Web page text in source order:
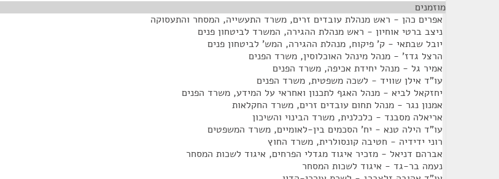
מוזמנים
אפרים כהן - ראש מנהלת עובדים זרים, משרד התעשייה, המסחר והתעסוקה
ניצב ברטי אוחיון - ראש מנהלת ההגירה, המשרד לביטחון פנים
יובל שבתאי - ק' פיקוח, מנהלת ההגירה, המש' לביטחון פנים
הרצל גדז' - מנהל מינהל האוכלוסין, משרד הפנים
אמיר גל - מנהל יחידת אכיפה, משרד הפנים
עו"ד אילן שוויד - לשכה משפטית, משרד הפנים
יחזקאל לביא - מנהל האגף לתכנון ואחראי על המידע, משרד הפנים
אמנון נגר - מנהל תחום עובדים זרים, משרד החקלאות
אריאלה מסבנד - כלכלנית, משרד הבינוי והשיכון
עו"ד הילה טנא - יח' הסכמים בין-לאומיים, משרד המשפטים
רוני ידידיה - חטיבה קונסולרית, משרד החוץ
אברהם דניאל - מזכיר איגוד מגדלי הפרחים, איגוד לשכות המסחר
נעמה בר-גד - איגוד לשכות המסחר